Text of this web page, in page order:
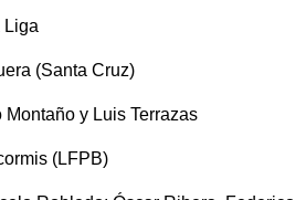
Liga
(Santa Cruz)
y Luis Terrazas
(LFPB)